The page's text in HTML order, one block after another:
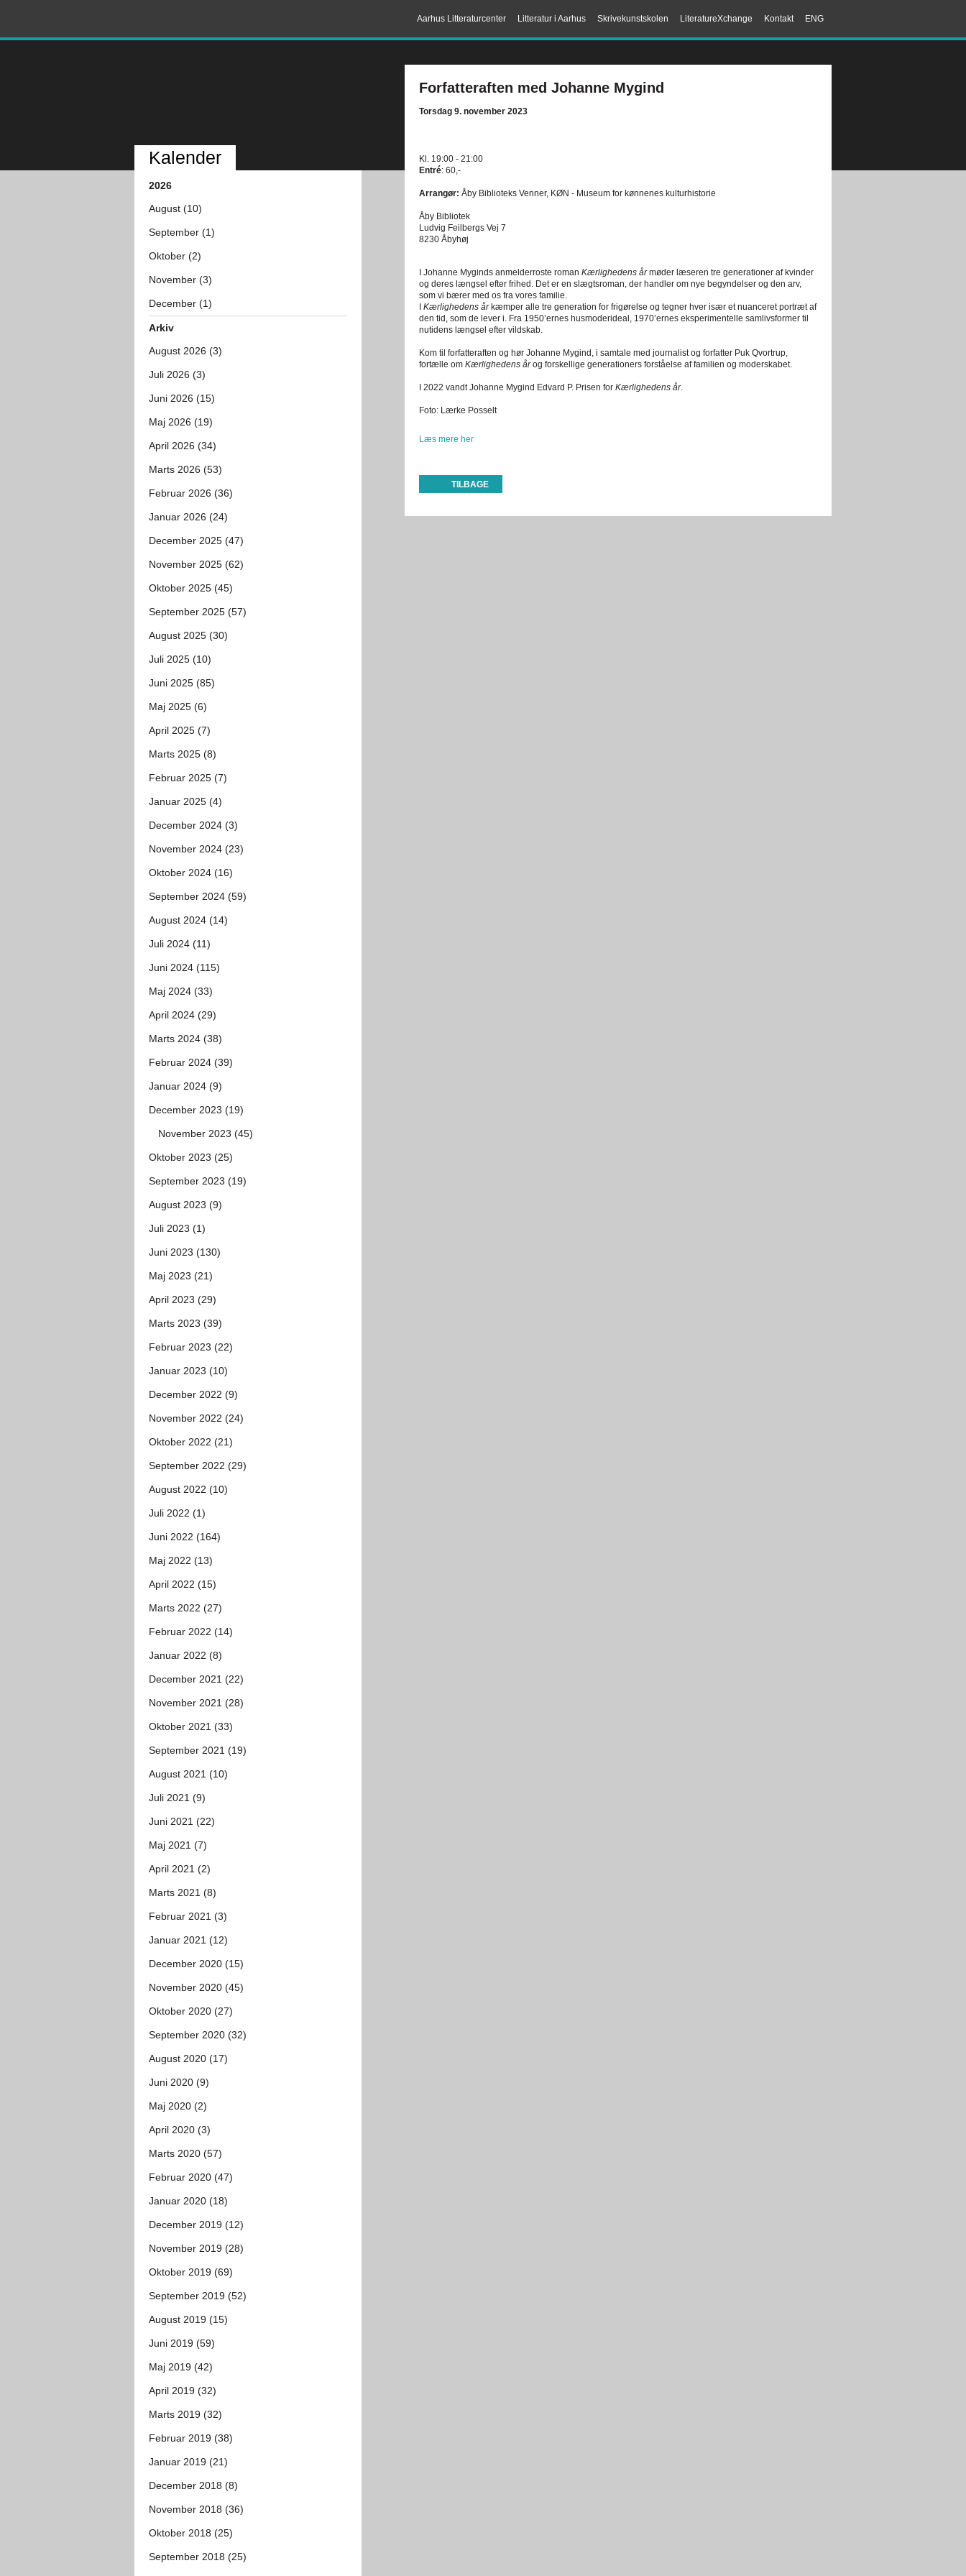
ENG
Kontakt
LiteratureXchange
Skrivekunstskolen
Litteratur i Aarhus
Aarhus Litteraturcenter
Forfatteraften med Johanne Mygind
Torsdag 9. november 2023
Kl. 19:00 - 21:00
Entré: 60,-
Arrangør: Åby Biblioteks Venner, KØN - Museum for kønnenes kulturhistorie
Åby Bibliotek
Ludvig Feilbergs Vej 7
8230 Åbyhøj
I Johanne Myginds anmelderroste roman Kærlighedens årmøder læseren tre generationer af kvinder
og deres længsel efter frihed. Det er en slægtsroman, der handler om nye begyndelser og den arv,
som vi bærer med os fra vores familie.
Kærlighedens år kæmper alle tre generation for frigørelse og tegner hver især et nuanceret portræt af
den tid, som de lever i. Fra 1950’ernes husmoderideal, 1970’ernes eksperimentelle samlivsformer til
nutidens længsel efter vildskab.
Kom til forfatteraften og hør Johanne Mygind, i samtale med journalist og forfatter Puk Qvortrup,
fortælle om Kærlighedens årog forskellige generationers forståelse af familien og moderskabet.
I 2022 vandt Johanne Mygind Edvard P. Prisen for Kærlighedens år.
Foto: Lærke Posselt
Læs mere her
TILBAGE
Kalender
2026
August (10)
September (1)
Oktober (2)
November (3)
December (1)
Arkiv
August 2026 (3)
Juli 2026 (3)
Juni 2026 (15)
Maj 2026 (19)
April 2026 (34)
Marts 2026 (53)
Februar 2026 (36)
Januar 2026 (24)
December 2025 (47)
November 2025 (62)
Oktober 2025 (45)
September 2025 (57)
August 2025 (30)
Juli 2025 (10)
Juni 2025 (85)
Maj 2025 (6)
April 2025 (7)
Marts 2025 (8)
Februar 2025 (7)
Januar 2025 (4)
December 2024 (3)
November 2024 (23)
Oktober 2024 (16)
September 2024 (59)
August 2024 (14)
Juli 2024 (11)
Juni 2024 (115)
Maj 2024 (33)
April 2024 (29)
Marts 2024 (38)
Februar 2024 (39)
Januar 2024 (9)
December 2023 (19)
November 2023 (45)
Oktober 2023 (25)
September 2023 (19)
August 2023 (9)
Juli 2023 (1)
Juni 2023 (130)
Maj 2023 (21)
April 2023 (29)
Marts 2023 (39)
Februar 2023 (22)
Januar 2023 (10)
December 2022 (9)
November 2022 (24)
Oktober 2022 (21)
September 2022 (29)
August 2022 (10)
Juli 2022 (1)
Juni 2022 (164)
Maj 2022 (13)
April 2022 (15)
Marts 2022 (27)
Februar 2022 (14)
Januar 2022 (8)
December 2021 (22)
November 2021 (28)
Oktober 2021 (33)
September 2021 (19)
August 2021 (10)
Juli 2021 (9)
Juni 2021 (22)
Maj 2021 (7)
April 2021 (2)
Marts 2021 (8)
Februar 2021 (3)
Januar 2021 (12)
December 2020 (15)
November 2020 (45)
Oktober 2020 (27)
September 2020 (32)
August 2020 (17)
Juni 2020 (9)
Maj 2020 (2)
April 2020 (3)
Marts 2020 (57)
Februar 2020 (47)
Januar 2020 (18)
December 2019 (12)
November 2019 (28)
Oktober 2019 (69)
September 2019 (52)
August 2019 (15)
Juni 2019 (59)
Maj 2019 (42)
April 2019 (32)
Marts 2019 (32)
Februar 2019 (38)
Januar 2019 (21)
December 2018 (8)
November 2018 (36)
Oktober 2018 (25)
September 2018 (25)